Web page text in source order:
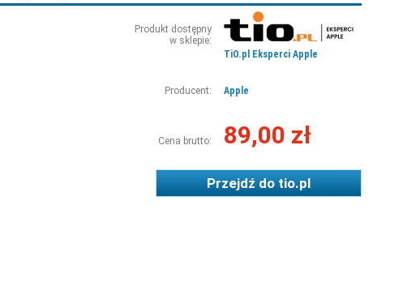
Produkt dostępny
w sklepie:
TiO.pl Eksperci Apple
Producent: Apple
Cena brutto: 89,00 zł
Przejdź dotio.pl